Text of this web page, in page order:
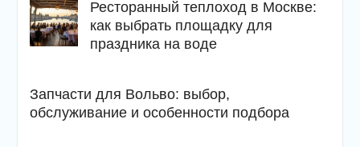
Ресторанный теплоход в Москве:
как выбрать площадку для
праздника на воде
Запчасти для Вольво: выбор,
обслуживание и особенности подбора